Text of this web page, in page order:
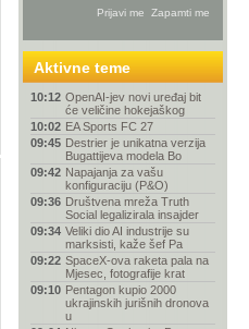
Aktivne teme
10:12 OpenAI-jev novi uređaj bit
će veličine hokejaškog
10:02 EA Sports FC 27
09:45 Destrier je unikatna verzija
Bugattijeva modela Bo
09:42 Napajanja za vašu
konfiguraciju (P&O)
09:36 Društvena mreža Truth
Social legalizirala insajder
09:34 Veliki dio AI industrije su
marksisti, kaže šef Pa
09:22 SpaceX-ova raketa pala na
Mjesec, fotografije krat
09:10 Pentagon kupio 2000
ukrajinskih jurišnih dronova
u